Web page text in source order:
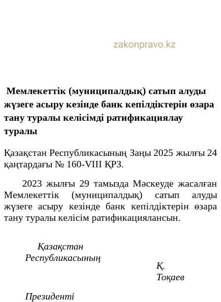
Мемлекеттік (муниципалдық) сатып алуды
жүзеге асыру кезінде банк кепілдіктерін өзара
тану туралы келісімді ратификациялау
туралы
Қазақстан Республикасының Заңы 2025 жылғы 24
қаңтардағы № 160-VIII ҚРЗ.
2023 жылғы 29 тамызда Мәскеуде жасалған
Мемлекеттік (муниципалдық) сатып алуды
жүзеге асыру кезінде банк кепілдіктерін өзара
тану туралы келісім ратификациялансын.
Қазақстан
Республикасының
Президенті
Қ.
Тоқаев